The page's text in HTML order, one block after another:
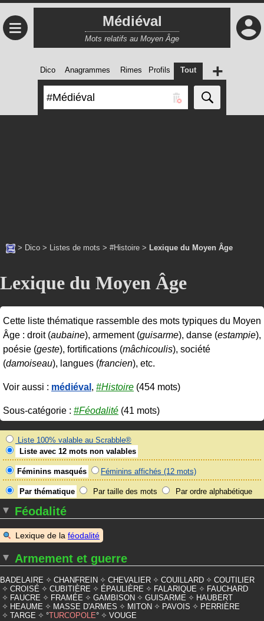
≡ Médiéval
Mots relatifs au Moyen Âge
Dico Anagrammes Rimes Profils Tout +
> Dico > Listes de mots > #Histoire > Lexique du Moyen Âge
Lexique du Moyen Âge
Cette liste thématique rassemble des mots typiques du Moyen
Âge : droit (aubaine), armement (guisarme), danse (estampie),
poésie (geste), fortifications (mâchicoulis), société
(damoiseau), langues (francien), etc.
Voir aussi : médiéval , #Histoire (454 mots)
Sous-catégorie : #Féodalité (41 mots)
Liste 100% valable au Scrabble®
Liste avec 12 mots non valables
Féminins masqués Féminins affichés (12 mots)
Par thématique Par taille des mots Par ordre alphabétique
Féodalité
Lexique de la féodalité
Armement et guerre
BADELAIRE CHANFREIN CHEVALIER COUILLARD
COUTILIER
CROISÉ
CUBITIÈRE ÉPAULIÈRE FALARIQUE
FAUCHARD
FAUCRE
FRAMÉE GAMBISON GUISARME
HAUBERT
HEAUME
MASSE D'ARMES MITON PAVOIS
PERRIÈRE
TARGE
TURCOPOLE VOUGE